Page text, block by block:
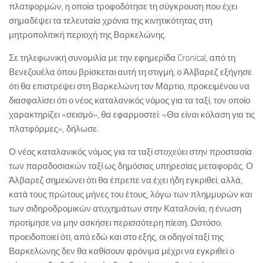
πλατφορμών, η οποία τροφοδότησε τη σύγκρουση που έχει
σημαδέψει τα τελευταία χρόνια της κινητικότητας στη
μητροπολιτική περιοχή της Βαρκελώνης.
Σε τηλεφωνική συνομιλία με την εφημερίδα Cronical, από τη
Βενεζουέλα όπου βρίσκεται αυτή τη στιγμή, ο Άλβαρεζ εξήγησε
ότι θα επιστρέψει στη Βαρκελώνη τον Μάρτιο, προκειμένου να
διασφαλίσει ότι ο νέος καταλανικός νόμος για τα ταξί, τον οποίο
χαρακτηρίζει «σεισμό», θα εφαρμοστεί: «Θα είναι κόλαση για τις
πλατφόρμες», δήλωσε.
Ο νέος καταλανικός νόμος για τα ταξί στοχεύει στην προστασία
των παραδοσιακών ταξί ως δημόσιας υπηρεσίας μεταφοράς. Ο
Άλβαρεζ σημειώνει ότι θα έπρεπε να έχει ήδη εγκριθεί, αλλά,
κατά τους πρώτους μήνες του έτους, λόγω των πλημμυρών και
των σιδηροδρομικών ατυχημάτων στην Καταλονία, η ένωση
προτίμησε να μην ασκήσει περισσότερη πίεση. Ωστόσο,
προειδοποιεί ότι, από εδώ και στο εξής, οι οδηγοί ταξί της
Βαρκελώνης δεν θα καθίσουν φρόνιμα μέχρι να εγκριθεί ο